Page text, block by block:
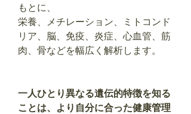
もとに、
栄養、メチレーション、ミトコンド
リア、脳、免疫、炎症、心血管、筋
肉、骨などを幅広く解析します。
一人ひとり異なる遺伝的特徴を知る
ことは、より自分に合った健康管理